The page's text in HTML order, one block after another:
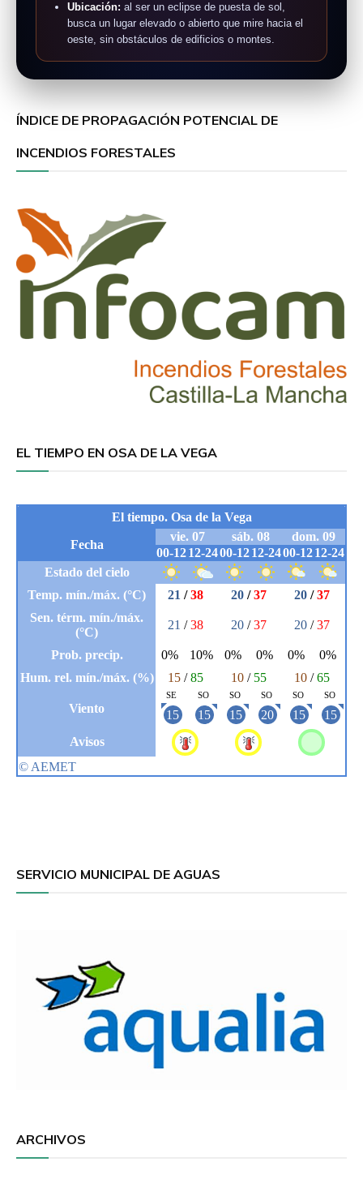
Ubicación: al ser un eclipse de puesta de sol,
busca un lugar elevado o abierto que mire hacia el
oeste, sin obstáculos de edificios o montes.
ÍNDICE DE PROPAGACIÓN POTENCIAL DE
INCENDIOS FORESTALES
EL TIEMPO EN OSA DE LA VEGA
SERVICIO MUNICIPAL DE AGUAS
ARCHIVOS